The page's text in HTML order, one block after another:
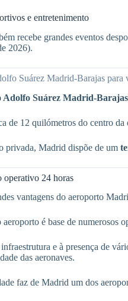
e entretenimento
recebe grandes eventos
2026).
Suárez Madrid-Barajas para
Adolfo Suárez Madrid-
de 12 quilómetros do centro
privada, Madrid dispõe de um
operativo 24 horas
vantagens do aeroporto
é base de numerosos
e à presença de
das aeronaves.
faz de Madrid um dos